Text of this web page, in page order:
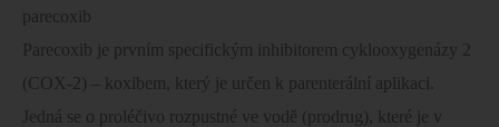
parecoxib
Parecoxib je prvním specifickým inhibitorem cyklooxygenázy 2
(COX-2) – koxibem, který je určen k parenterální aplikaci.
Jedná se o proléčivo rozpustné ve vodě (prodrug), které je v